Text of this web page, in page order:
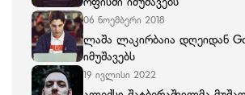
06 ნოემბერი 2018
ლაშა ლაკირბაია დღეიდან
იმუშავებს
19 ივლისი 2022